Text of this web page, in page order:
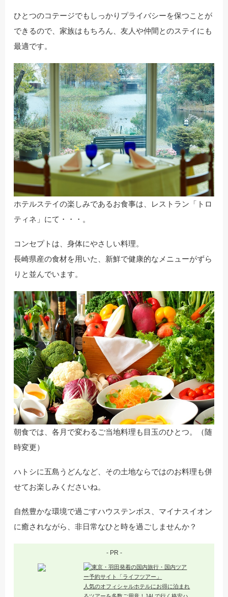
ひとつのコテージでもしっかりプライバシーを保つことが
できるので、家族はもちろん、友人や仲間とのステイにも
最適です。
ホテルステイの楽しみであるお食事は、レストラン「トロ
ティネ」にて・・・。
コンセプトは、身体にやさしい料理。
長崎県産の食材を用いた、新鮮で健康的なメニューがずら
りと並んでいます。
朝食では、各月で変わるご当地料理も目玉のひとつ。（随
時変更）
ハトシに五島うどんなど、その土地ならではのお料理も併
せてお楽しみくださいね。
自然豊かな環境で過ごすハウステンボス、マイナスイオン
に癒されながら、非日常なひと時を過ごしませんか？
- PR -
人気のオフィシャルホテルにお得に泊まれ